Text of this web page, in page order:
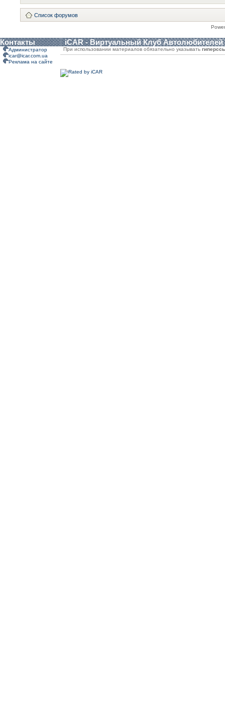
Список форумов
Контакты iCAR - Виртуальный Клуб Автолюбителей
Администратор
icar@icar.com.ua
Реклама на сайте
При использовании материалов обязательно указывать